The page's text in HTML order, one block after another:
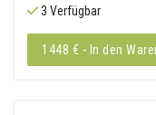
3 Verfügbar
1448 € - In den